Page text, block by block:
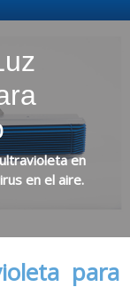
en
en el aire.
para